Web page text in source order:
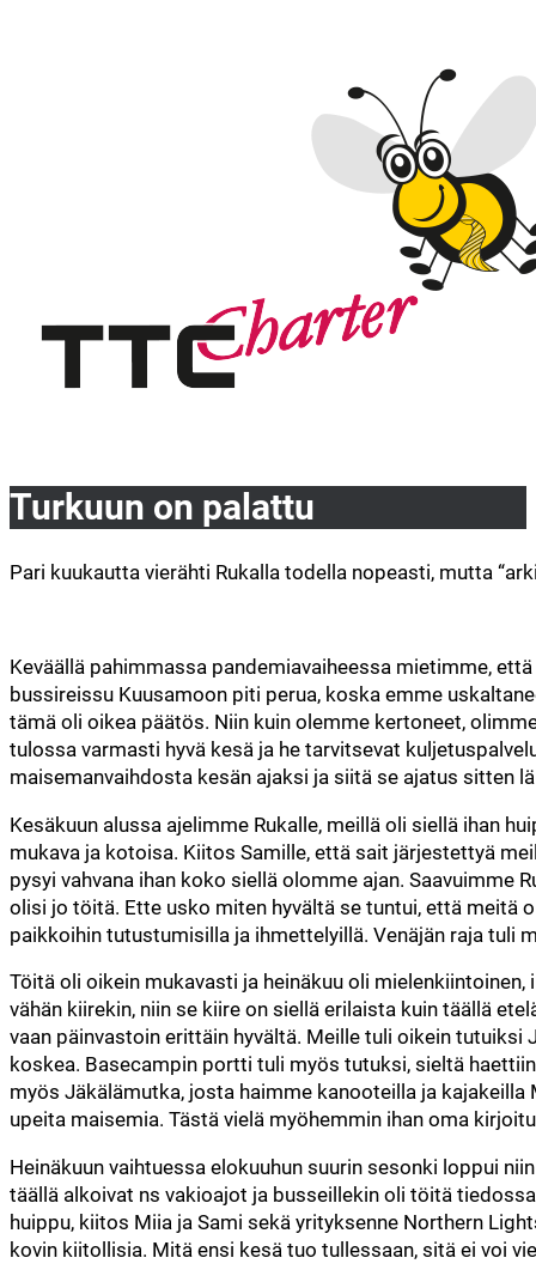
Turkuun on palattu
Pari kuukautta vierähti Rukalla todella nopeasti, mutta
Keväällä pahimmassa pandemiavaiheessa mietimme,
bussireissu Kuusamoon piti perua, koska emme
tämä oli oikea päätös. Niin kuin olemme kertoneet,
tulossa varmasti hyvä kesä ja he tarvitsevat
maisemanvaihdosta kesän ajaksi ja siitä se ajatus sitten
Kesäkuun alussa ajelimme Rukalle, meillä oli siellä ihan
mukava ja kotoisa. Kiitos Samille, että sait järjestettyä
pysyi vahvana ihan koko siellä olomme ajan.
olisi jo töitä. Ette usko miten hyvältä se tuntui, että meitä
paikkoihin tutustumisilla ja ihmettelyillä. Venäjän raja tuli
Töitä oli oikein mukavasti ja heinäkuu oli
vähän kiirekin, niin se kiire on siellä erilaista kuin täällä
vaan päinvastoin erittäin hyvältä. Meille tuli oikein
koskea. Basecampin portti tuli myös tutuksi, sieltä
myös Jäkälämutka, josta haimme kanooteilla ja
upeita maisemia. Tästä vielä myöhemmin ihan oma
Heinäkuun vaihtuessa elokuuhun suurin sesonki loppui
täällä alkoivat ns vakioajot ja busseillekin oli töitä
huippu, kiitos Miia ja Sami sekä yrityksenne Northern
kovin kiitollisia. Mitä ensi kesä tuo tullessaan, sitä ei voi